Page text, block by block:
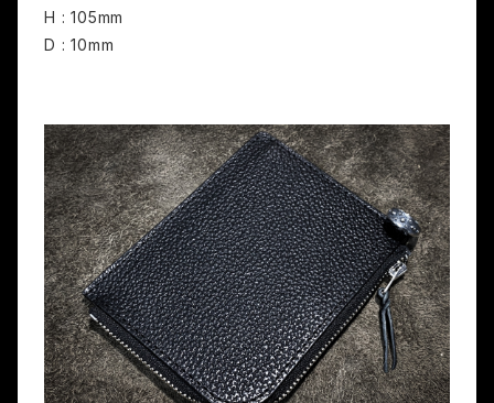
H : 105mm
D : 10mm